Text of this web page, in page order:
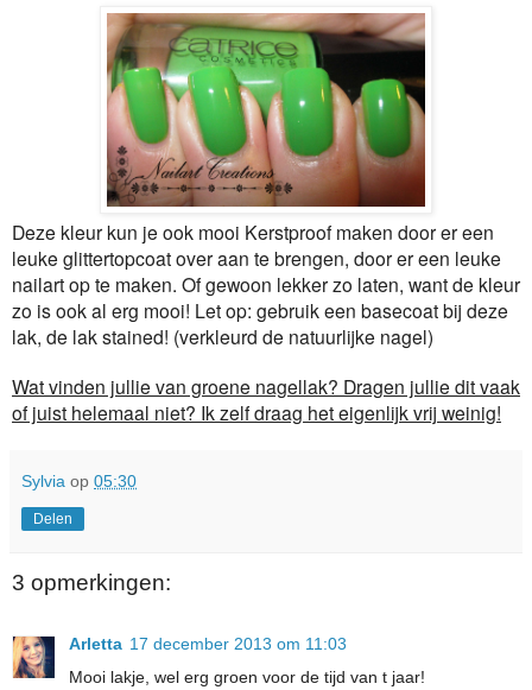
Deze kleur kun je ook mooi Kerstproof maken door er een
leuke glittertopcoat over aan te brengen, door er een leuke
nailart op te maken. Of gewoon lekker zo laten, want de kleur
zo is ook al erg mooi! Let op: gebruik een basecoat bij deze
lak, de lak stained! (verkleurd de natuurlijke nagel)
Wat vinden jullie van groene nagellak? Dragen jullie dit vaak
of juist helemaal niet? Ik zelf draag het eigenlijk vrij weinig!
Sylvia op 05:30
Delen
3 opmerkingen:
Arletta 17 december 2013 om 11:03
Mooi lakje, wel erg groen voor de tijd van t jaar!